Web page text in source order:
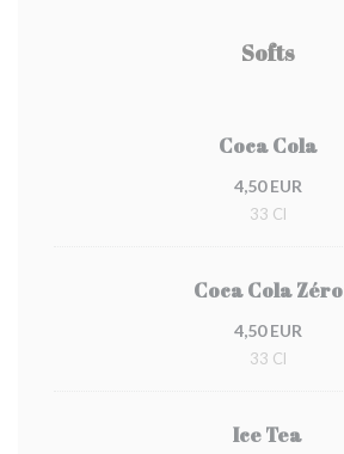
Softs
Coca Cola
4,50 EUR
33 Cl
Coca Cola Zéro
4,50 EUR
33 Cl
Ice Tea